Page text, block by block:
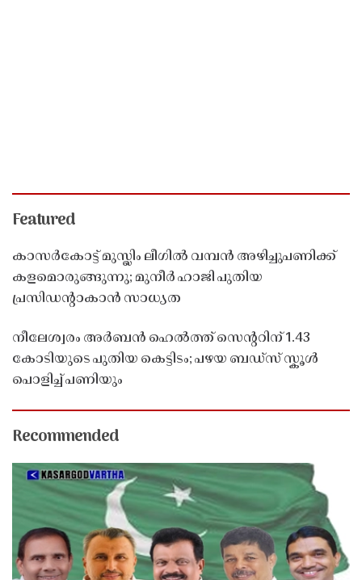
Featured
കാസർകോട്ട് മുസ്ലിം ലീഗിൽ വമ്പൻ അഴിച്ചുപണിക്ക്
കളമൊരുങ്ങുന്നു; മുനീർ ഹാജി പുതിയ
പ്രസിഡൻ്റാകാൻ സാധ്യത
നീലേശ്വരം അർബൻ ഹെൽത്ത് സെൻ്ററിന് 1.43
കോടിയുടെ പുതിയ കെട്ടിടം; പഴയ ബഡ്സ് സ്കൂൾ
പൊളിച്ച് പണിയും
Recommended